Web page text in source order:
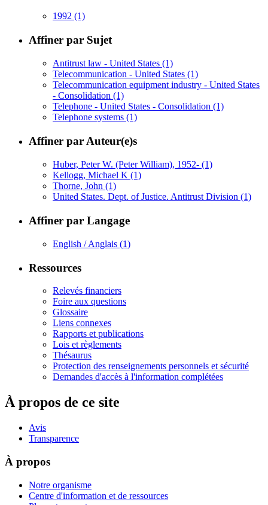
1992 (1)
Affiner par Sujet
Antitrust law - United States (1)
Telecommunication - United States (1)
Telecommunication equipment industry - United States
- Consolidation (1)
Telephone - United States - Consolidation (1)
Telephone systems (1)
Affiner par Auteur(e)s
Huber, Peter W. (Peter William), 1952- (1)
Kellogg, Michael K (1)
Thorne, John (1)
United States. Dept. of Justice. Antitrust Division (1)
Affiner par Langage
English / Anglais (1)
Ressources
Relevés financiers
Foire aux questions
Glossaire
Liens connexes
Rapports et publications
Lois et règlements
Thésaurus
Protection des renseignements personnels et sécurité
Demandes d'accès à l'information complétées
À propos de ce site
Avis
Transparence
À propos
Notre organisme
Centre d'information et de ressources